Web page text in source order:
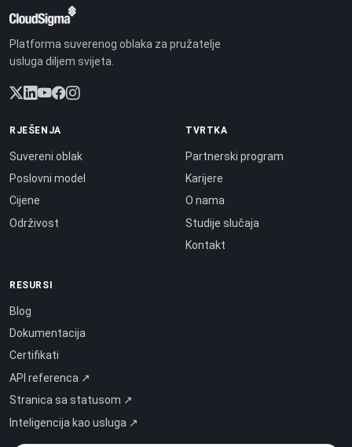
Platforma suverenog oblaka za pružatelje
usluga diljem svijeta.
RJEŠENJA
Suvereni oblak
Poslovni model
Cijene
Održivost
TVRTKA
Partnerski program
Karijere
O nama
Studije slučaja
Kontakt
RESURSI
Blog
Dokumentacija
Certifikati
API referenca ↗
Stranica sa statusom ↗
Inteligencija kao usluga ↗